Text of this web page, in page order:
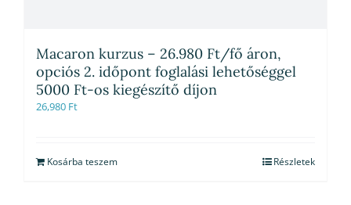
Macaron kurzus – 26.980 Ft/fő áron,
opciós 2. időpont foglalási lehetőséggel
5000 Ft-os kiegészítő díjon
26,980 Ft
Kosárba teszem Részletek